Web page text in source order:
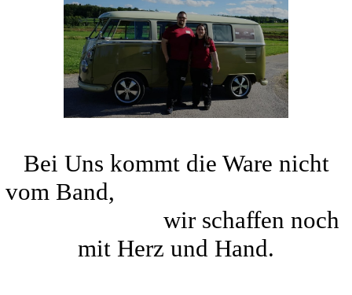
Bei Uns kommt die Ware nicht
vom Band,
wir schaffen noch
mit Herz und Hand.